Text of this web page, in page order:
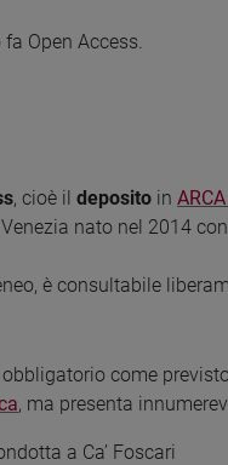
Open Access.
, cioè il deposito in
nato nel 2014
è consultabile
come
, ma presenta
a Ca’ Foscari